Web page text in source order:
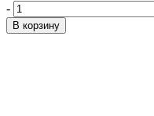
-
В корзину